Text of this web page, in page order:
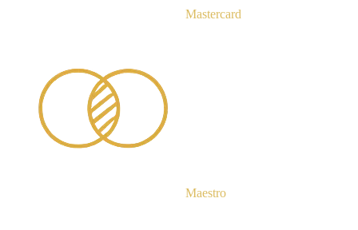
Mastercard
Maestro